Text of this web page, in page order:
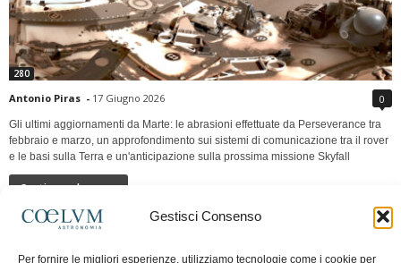
Gestisci Consenso
Per fornire le migliori esperienze, utilizziamo tecnologie come i cookie per
280
Antonio Piras - 17 Giugno 2026 0
Gli ultimi aggiornamenti da Marte: le abrasioni effettuate da Perseverance tra
febbraio e marzo, un approfondimento sui sistemi di comunicazione tra il rover
e le basi sulla Terra e un'anticipazione sulla prossima missione Skyfall
Continua a leggere